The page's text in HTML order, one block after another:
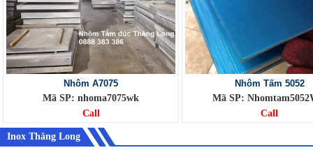
Nhôm A7075
Mã SP: nhoma7075wk
Call
Nhôm Tấm 5052
Mã SP:
Call
Inox Thăng Long